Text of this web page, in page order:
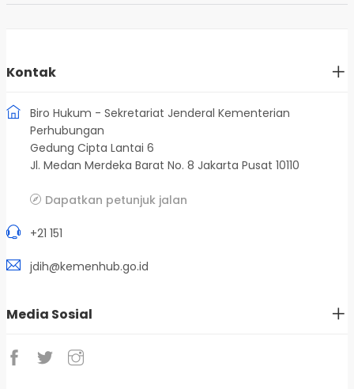
Kontak
Biro Hukum - Sekretariat Jenderal Kementerian
Perhubungan
Gedung Cipta Lantai 6
Jl. Medan Merdeka Barat No. 8 Jakarta Pusat 10110
Dapatkan petunjuk jalan
+21 151
jdih@kemenhub.go.id
Media Sosial